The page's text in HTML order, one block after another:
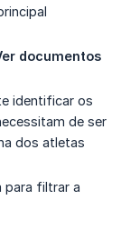
documentos
identificar os
de ser
dos atletas
para filtrar a